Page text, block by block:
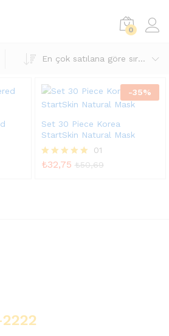
0
En çok satılana göre sırala
-35%
Set 30 Piece Korea
StartSkin Natural Mask
5 üzerinden
01
₺32,75 ₺50,69